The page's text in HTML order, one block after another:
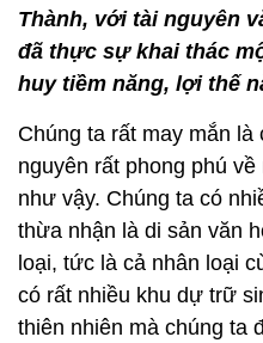
Thành, với tài nguyên
đã thực sự khai thác
huy tiềm năng, lợi thế
Chúng ta rất may mắn
nguyên rất phong phú
như vậy. Chúng ta có
thừa nhận là di sản văn
loại, tức là cả nhân loại
có rất nhiều khu dự trữ
thiên nhiên mà chúng ta